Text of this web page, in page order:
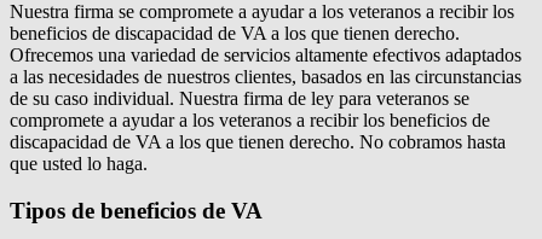
Nuestra firma se compromete a ayudar a los veteranos a recibir los
beneficios de discapacidad de VA a los que tienen derecho.
Ofrecemos una variedad de servicios altamente efectivos adaptados
a las necesidades de nuestros clientes, basados en las circunstancias
de su caso individual. Nuestra firma de ley para veteranos se
compromete a ayudar a los veteranos a recibir los beneficios de
discapacidad de VA a los que tienen derecho. No cobramos hasta
que usted lo haga.
Tipos de beneficios de VA